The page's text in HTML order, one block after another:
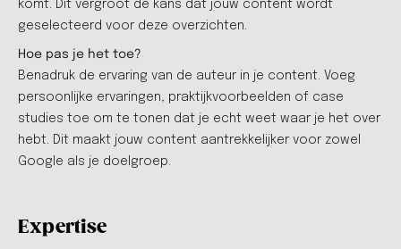
komt. Dit vergroot de kans dat jouw content wordt
geselecteerd voor deze overzichten.
Hoe pas je het toe?
Benadruk de ervaring van de auteur in je content. Voeg
persoonlijke ervaringen, praktijkvoorbeelden of case
studies toe om te tonen dat je echt weet waar je het over
hebt. Dit maakt jouw content aantrekkelijker voor zowel
Google als je doelgroep.
Expertise